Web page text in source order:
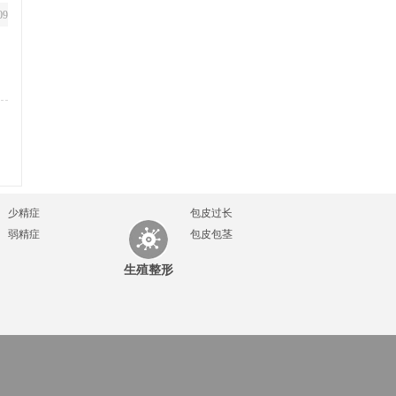
少精症
弱精症
生殖整形
包皮过长
包皮包茎